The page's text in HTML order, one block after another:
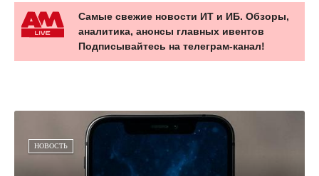
Самые свежие новости ИТ и ИБ. Обзоры,
аналитика, анонсы главных ивентов
Подписывайтесь на телеграм-канал!
НОВОСТЬ